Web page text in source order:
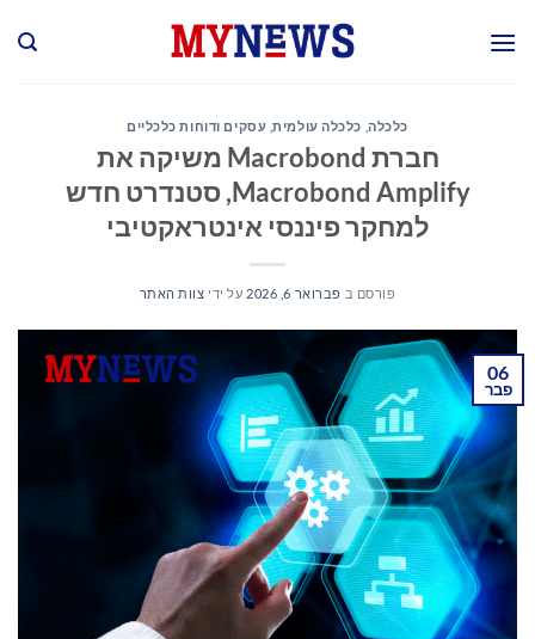
כלכלה, כלכלה עולמית, עסקים ודוחות כלכליים
חברת Macrobond משיקה את
Macrobond Amplify, סטנדרט חדש
למחקר פיננסי אינטראקטיבי
פורסם ב פברואר 6, 2026 על ידי צוות האתר
06
פבר